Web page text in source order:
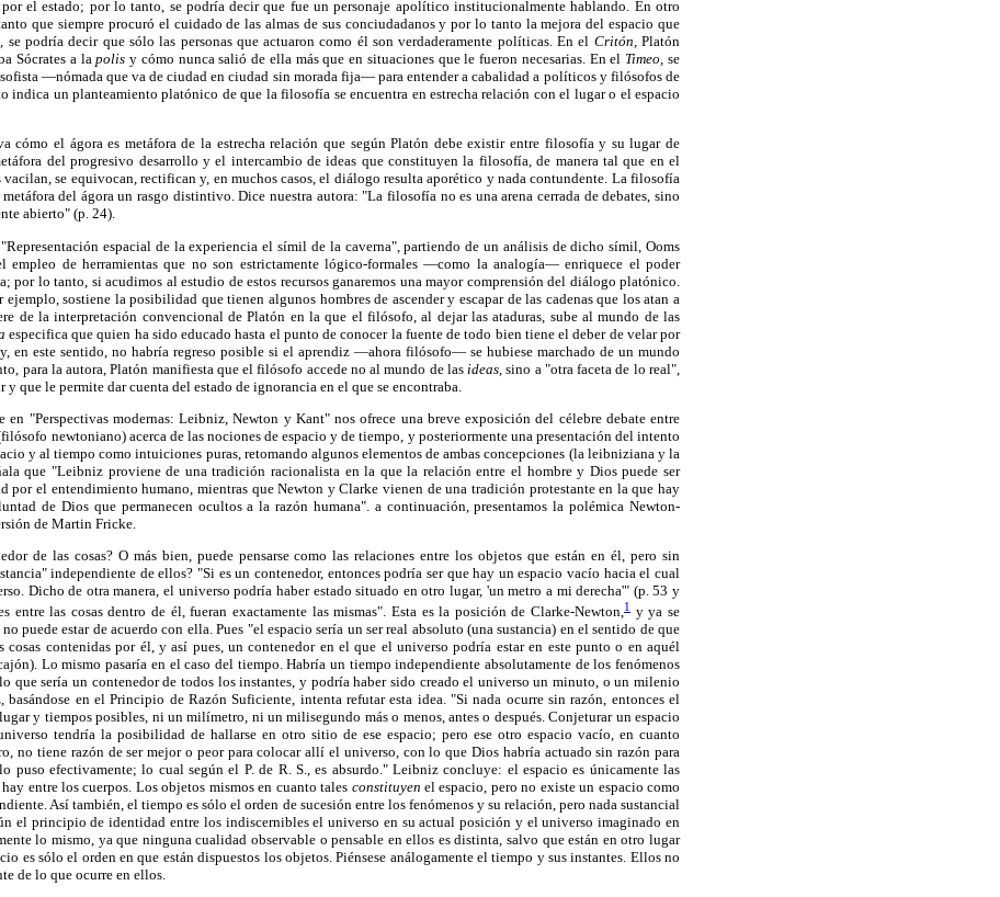
por el estado; por lo tanto, se podría decir que fue un personaje apolítico institucionalmente hablando. En otro
que siempre procuró el cuidado de las almas de sus conciudadanos y por lo tanto la mejora del espacio que
se podría decir que sólo las personas que actuaron como él son verdaderamente políticas. En el Critón,Platón
Sócrates a lapolis y cómo nunca salió de ella más que en situaciones que le fueron necesarias. En el Timeo, se
—nómada que va de ciudad en ciudad sin morada fija— para entender a cabalidad a políticos y filósofos de
indica un planteamiento platónico de que la filosofía se encuentra en estrecha relación con el lugar o el espacio
cómo el ágora es metáfora de la estrecha relación que según Platón debe existir entre filosofía y su lugar de
del progresivo desarrollo y el intercambio de ideas que constituyen la filosofía, de manera tal que en el
se equivocan, rectifican y, en muchos casos, el diálogo resulta aporético y nada contundente. La filosofía
del ágora un rasgo distintivo. Dice nuestra autora: "La filosofía no es una arena cerrada de debates, sino
abierto" (p. 24).
espacial de la experiencia el símil de la caverna", partiendo de un análisis de dicho símil, Ooms
empleo de herramientas que no son estrictamente lógico-formales —como la analogía— enriquece el poder
por lo tanto, si acudimos al estudio de estos recursos ganaremos una mayor comprensión del diálogo platónico.
sostiene la posibilidad que tienen algunos hombres de ascender y escapar de las cadenas que los atan a
de la interpretación convencional de Platón en la que el filósofo, al dejar las ataduras, sube al mundo de las
especifica que quien ha sido educado hasta el punto de conocer la fuente de todo bien tiene el deber de velar por
en este sentido, no habría regreso posible si el aprendiz —ahora filósofo— se hubiese marchado de un mundo
para la autora, Platón manifiesta que el filósofo accede no al mundo de las ideas, sino a "otra faceta de lo real",
y que le permite dar cuenta del estado de ignorancia en el que se encontraba.
en "Perspectivas modernas: Leibniz, Newton y Kant" nos ofrece una breve exposición del célebre debate entre
newtoniano) acerca de las nociones de espacio y de tiempo, y posteriormente una presentación del intento
y al tiempo como intuiciones puras, retomando algunos elementos de ambas concepciones (la leibniziana y la
que "Leibniz proviene de una tradición racionalista en la que la relación entre el hombre y Dios puede ser
por el entendimiento humano, mientras que Newton y Clarke vienen de una tradición protestante en la que hay
de Dios que permanecen ocultos a la razón humana". a continuación, presentamos la polémica Newton-
de Martin Fricke.
de las cosas? O más bien, puede pensarse como las relaciones entre los objetos que están en él, pero sin
independiente de ellos? "Si es un contenedor, entonces podría ser que hay un espacio vacío hacia el cual
Dicho de otra manera, el universo podría haber estado situado en otro lugar, 'un metro a mi derecha'" (p. 53 y
entre las cosas dentro de él, fueran exactamente las mismas". Esta es la posición de Clarke-Newton,1 y ya se
puede estar de acuerdo con ella. Pues "el espacio sería un ser real absoluto (una sustancia) en el sentido de que
cosas contenidas por él, y así pues, un contenedor en el que el universo podría estar en este punto o en aquél
Lo mismo pasaría en el caso del tiempo. Habría un tiempo independiente absolutamente de los fenómenos
que sería un contenedor de todos los instantes, y podría haber sido creado el universo un minuto, o un milenio
basándose en el Principio de Razón Suficiente, intenta refutar esta idea. "Si nada ocurre sin razón, entonces el
y tiempos posibles, ni un milímetro, ni un milisegundo más o menos, antes o después. Conjeturar un espacio
tendría la posibilidad de hallarse en otro sitio de ese espacio; pero ese otro espacio vacío, en cuanto
no tiene razón de ser mejor o peor para colocar allí el universo, con lo que Dios habría actuado sin razón para
puso efectivamente; lo cual según el P. de R. S., es absurdo." Leibniz concluye: el espacio es únicamente las
entre los cuerpos. Los objetos mismos en cuanto tales constituyen el espacio, pero no existe un espacio como
Así también, el tiempo es sólo el orden de sucesión entre los fenómenos y su relación, pero nada sustancial
el principio de identidad entre los indiscernibles el universo en su actual posición y el universo imaginado en
lo mismo, ya que ninguna cualidad observable o pensable en ellos es distinta, salvo que están en otro lugar
es sólo el orden en que están dispuestos los objetos. Piénsese análogamente el tiempo y sus instantes. Ellos no
de lo que ocurre en ellos.